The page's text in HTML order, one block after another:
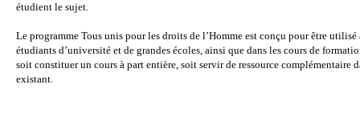
étudient le sujet.
Le programme Tous unis pour les droits de l’Homme est conçu pour être utilisé
étudiants d’université et de grandes écoles, ainsi que dans les cours de
soit constituer un cours à part entière, soit servir de ressource complémentaire
existant.